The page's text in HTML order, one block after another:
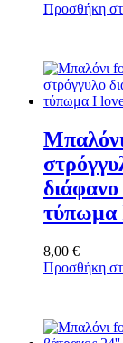
price
Προσθήκη
τύπωμα
8,00 €
Προσθήκη